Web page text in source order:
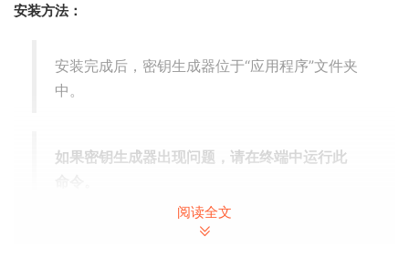
安装方法：
安装完成后，密钥生成器位于“应用程序”文件夹
中。
如果密钥生成器出现问题，请在终端中运行此
curl -fsSL
阅读全文